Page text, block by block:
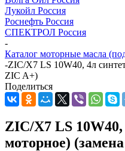
Лукойл Россия
Роснефть Россия
СПЕКТРОЛ Россия
-
Каталог моторные масла
-ZIC/X7 LS 10W40, 4л
ZIC A+)
Поделиться
ZIC/X7 LS
моторное)